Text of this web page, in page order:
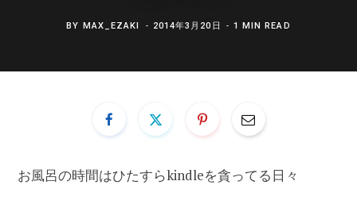
BY MAX_EZAKI 2014年3月20日 1 MIN READ
お風呂の時間はひたすらkindleを貪ってる日々